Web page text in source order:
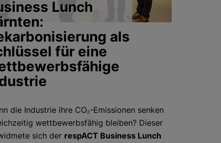
Lunch
als
für eine
die Industrie ihre CO₂-Emissionen senken
wettbewerbsfähig bleiben? Dieser
sich der respACT Business Lunch